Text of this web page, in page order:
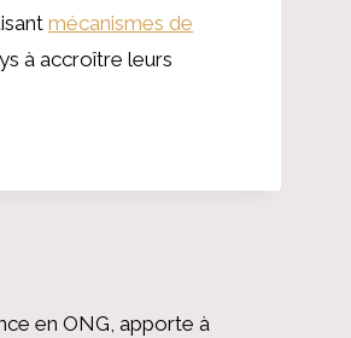
mécanismes de
à accroître leurs
en ONG, apporte à